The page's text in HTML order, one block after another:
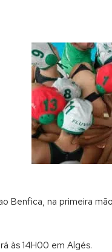
Benfica, na primeira
às 14H00 em Algés.